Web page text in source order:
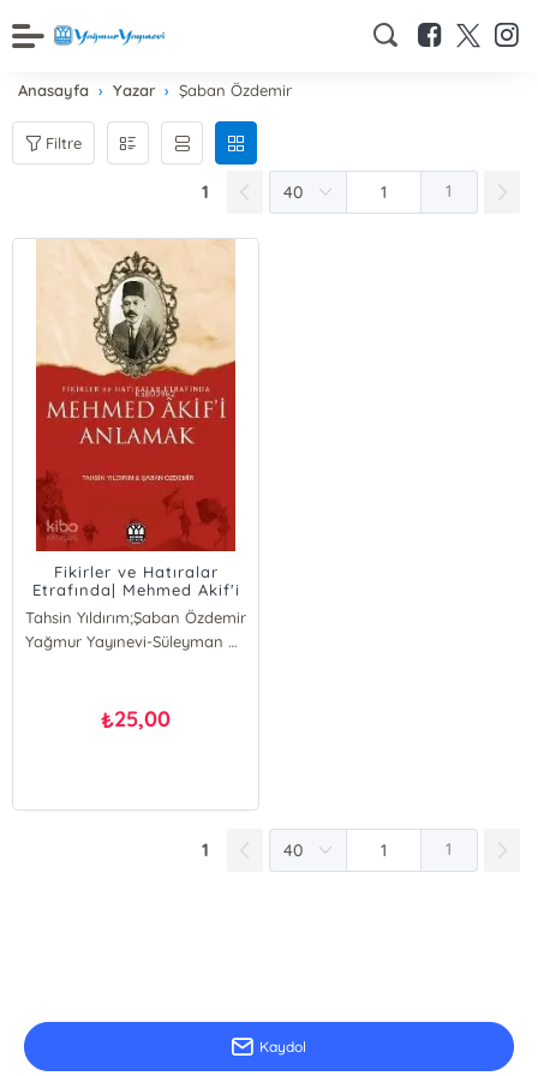
Anasayfa Yazar Şaban Özdemir
Filtre
1 1
Fikirler ve Hatıralar
Etrafında| Mehmed Akif'i
Anlamak
Tahsin Yıldırım;Şaban Özdemir
Şaban Özdemir
Yağmur Yayınevi-Süleyman Özdemir
₺25,00
1 1
Kaydol